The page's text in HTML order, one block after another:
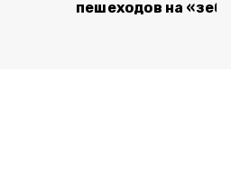
пешеходов на